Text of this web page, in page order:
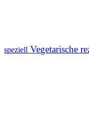
speziell Vegetarische